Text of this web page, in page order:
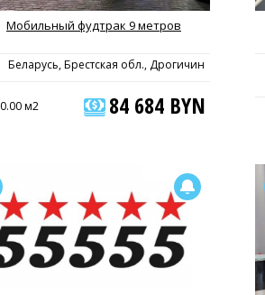
Мобильный фудтрак 9 метров
Беларусь, Брестская обл., Дрогичин
0.00 м2 84 684 BYN